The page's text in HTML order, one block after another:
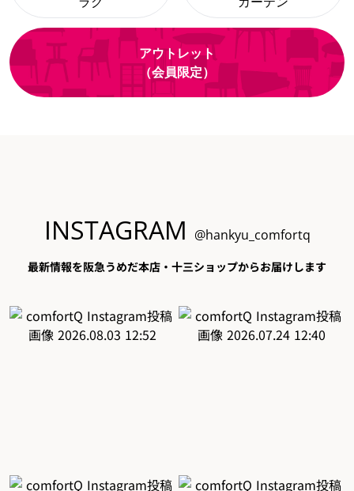
アウトレット
（会員限定）
INSTAGRAM @hankyu_comfortq
最新情報を阪急うめだ本店・十三ショップからお届けします